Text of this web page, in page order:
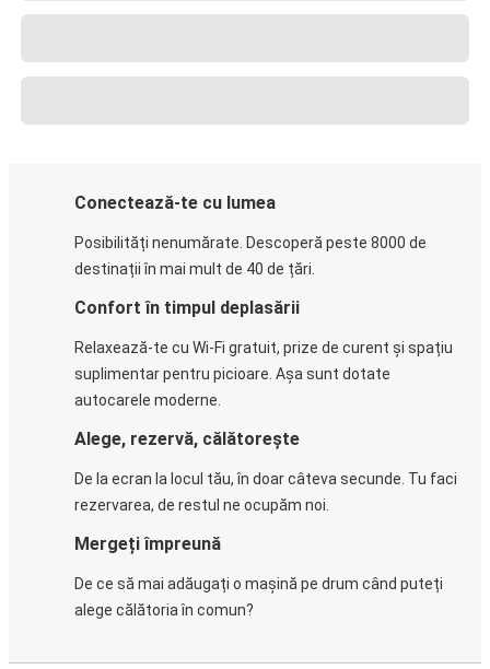
Conectează-te cu lumea
Posibilități nenumărate. Descoperă peste 8000 de
destinații în mai mult de 40 de țări.
Confort în timpul deplasării
Relaxează-te cu Wi-Fi gratuit, prize de curent și spațiu
suplimentar pentru picioare. Așa sunt dotate
autocarele moderne.
Alege, rezervă, călătorește
De la ecran la locul tău, în doar câteva secunde. Tu faci
rezervarea, de restul ne ocupăm noi.
Mergeți împreună
De ce să mai adăugați o mașină pe drum când puteți
alege călătoria în comun?